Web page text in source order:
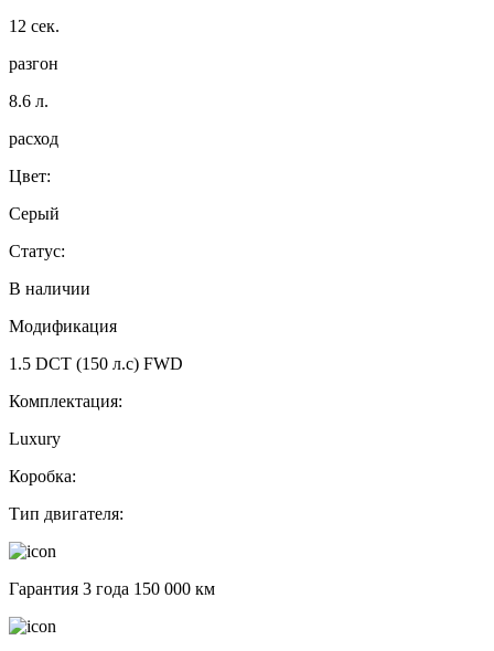
12 сек.
разгон
8.6 л.
расход
Цвет:
Серый
Статус:
В наличии
Модификация
1.5 DCT (150 л.с) FWD
Комплектация:
Luxury
Коробка:
Тип двигателя:
Гарантия 3 года 150 000 км